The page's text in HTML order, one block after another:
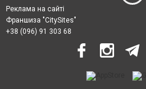
Реклама на сайті
Франшиза "CitySites"
+38 (096) 91 303 68